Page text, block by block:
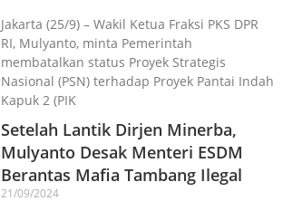
Jakarta (25/9) – Wakil Ketua Fraksi PKS DPR
RI, Mulyanto, minta Pemerintah
membatalkan status Proyek Strategis
Nasional (PSN) terhadap Proyek Pantai Indah
Kapuk 2 (PIK
Setelah Lantik Dirjen Minerba,
Mulyanto Desak Menteri ESDM
Berantas Mafia Tambang Ilegal
21/09/2024